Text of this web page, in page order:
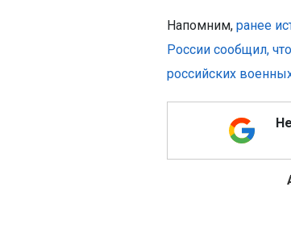
Напомним, ранее
России сообщил,
российских